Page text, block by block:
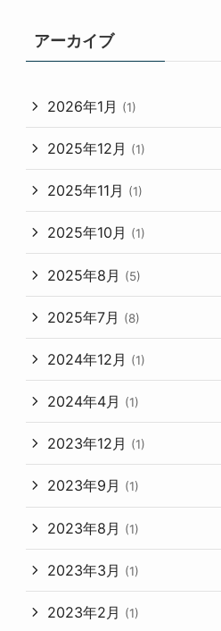
アーカイブ
2026年1月 (1)
2025年12月 (1)
2025年11月 (1)
2025年10月 (1)
2025年8月 (5)
2025年7月 (8)
2024年12月 (1)
2024年4月 (1)
2023年12月 (1)
2023年9月 (1)
2023年8月 (1)
2023年3月 (1)
2023年2月 (1)